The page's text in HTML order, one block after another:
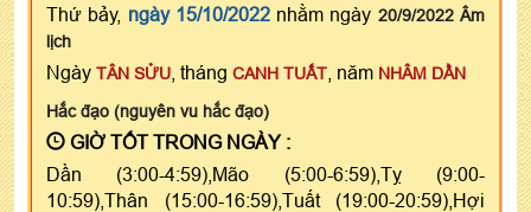
Thứ bảy, ngày 15/10/2022nhằm ngày 20/9/2022 Âm
lịch
Ngày TÂN SỬU , tháng CANH TUẤT , năm NHÂM DẦN
Hắc đạo (nguyên vu hắc đạo)
GIỜ TỐT TRONG NGÀY :
Dần (3:00-4:59),Mão (5:00-6:59),Tỵ (9:00-
10:59),Thân (15:00-16:59),Tuất (19:00-20:59),Hợi